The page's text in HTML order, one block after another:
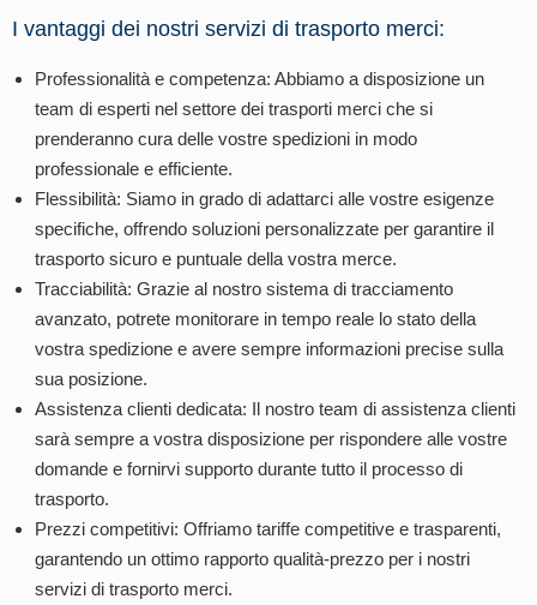
I vantaggi dei nostri servizi di trasporto merci:
Professionalità e competenza: Abbiamo a disposizione un
team di esperti nel settore dei trasporti merci che si
prenderanno cura delle vostre spedizioni in modo
professionale e efficiente.
Flessibilità: Siamo in grado di adattarci alle vostre esigenze
specifiche, offrendo soluzioni personalizzate per garantire il
trasporto sicuro e puntuale della vostra merce.
Tracciabilità: Grazie al nostro sistema di tracciamento
avanzato, potrete monitorare in tempo reale lo stato della
vostra spedizione e avere sempre informazioni precise sulla
sua posizione.
Assistenza clienti dedicata: Il nostro team di assistenza clienti
sarà sempre a vostra disposizione per rispondere alle vostre
domande e fornirvi supporto durante tutto il processo di
trasporto.
Prezzi competitivi: Offriamo tariffe competitive e trasparenti,
garantendo un ottimo rapporto qualità-prezzo per i nostri
servizi di trasporto merci.